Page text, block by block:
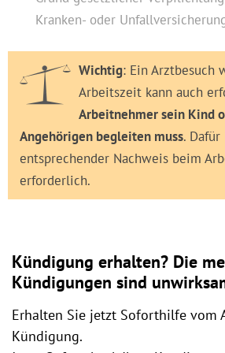
Kranken- oder
Wichtig: Ein Arztbesuch
Arbeitszeit kann auch
Arbeitnehmer sein Kind
Angehörigen begleiten muss.
entsprechender Nachweis beim
erforderlich.
Kündigung erhalten? Die
Kündigungen sind
Erhalten Sie jetzt Soforthilfe vom
Kündigung.